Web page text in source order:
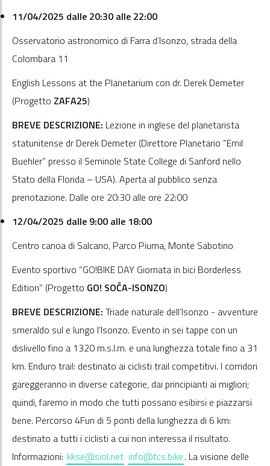
11/04/2025 dalle 20:30 alle 22:00
Osservatorio astronomico di Farra d’Isonzo, strada della
Colombara 11
English Lessons at the Planetarium con dr. Derek Demeter
(Progetto ZAFA25)
BREVE DESCRIZIONE: Lezione in inglese del planetarista
statunitense dr Derek Demeter (Direttore Planetario “Emil
Buehler” presso il Seminole State College di Sanford nello
Stato della Florida – USA). Aperta al pubblico senza
prenotazione. Dalle ore 20:30 alle ore 22:00
12/04/2025 dalle 9:00 alle 18:00
Centro canoa di Salcano, Parco Piuma, Monte Sabotino
Evento sportivo “GO!BIKE DAY Giornata in bici Borderless
Edition” (Progetto GO! SOČA-ISONZO)
BREVE DESCRIZIONE: Triade naturale dell’Isonzo - avventure
smeraldo sul e lungo l’Isonzo. Evento in sei tappe con un
dislivello fino a 1320 m.s.l.m. e una lunghezza totale fino a 31
km. Enduro trail: destinato ai ciclisti trail competitivi. I corridori
gareggeranno in diverse categorie, dai principianti ai migliori;
quindi, faremo in modo che tutti possano esibirsi e piazzarsi
bene. Percorso 4Fun di 5 ponti della lunghezza di 6 km:
destinato a tutti i ciclisti a cui non interessa il risultato.
Informazioni: kkse@siol.net info@tcs.bike. La visione delle